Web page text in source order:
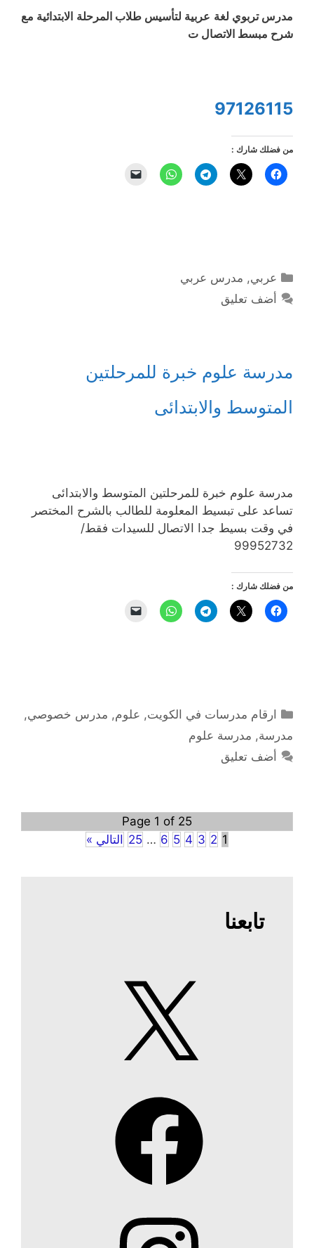
مدرس تربوي لغة عربية لتأسيس طلاب المرحلة الابتدائية مع
شرح مبسط الاتصال ت
97126115
من فضلك شارك :
التصنيفات
عربي, مدرس عربي
أضف تعليق
مدرسة علوم خبرة للمرحلتين
المتوسط واﻻبتدائى
مدرسة علوم خبرة للمرحلتين المتوسط واﻻبتدائى
تساعد على تبسيط المعلومة للطالب بالشرح المختصر
في وقت بسيط جدا اﻻتصال للسيدات فقط/
99952732
من فضلك شارك :
التصنيفات
ارقام مدرسات في الكويت, علوم, مدرس خصوصي,
مدرسة, مدرسة علوم
أضف تعليق
Page 1 of 25
1
2
3
4
5
6
…
25 التالي »
تابعنا
Facebook
Instagram